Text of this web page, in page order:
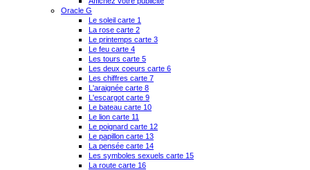
Oracle G
Le soleil carte 1
La rose carte 2
Le printemps carte 3
Le feu carte 4
Les tours carte 5
Les deux coeurs carte 6
Les chiffres carte 7
L'araignée carte 8
L'escargot carte 9
Le bateau carte 10
Le lion carte 11
Le poignard carte 12
Le papillon carte 13
La pensée carte 14
Les symboles sexuels carte 15
La route carte 16